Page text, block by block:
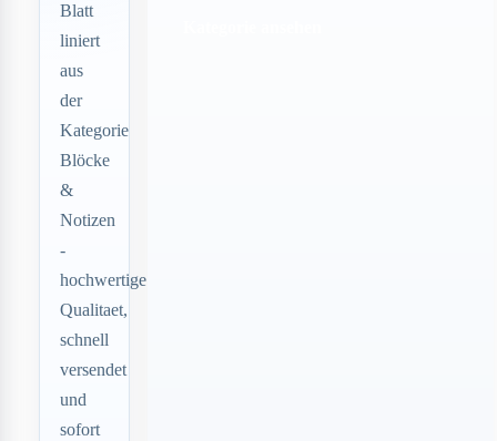
Blatt
liniert
aus
der
Kategorie
Blöcke
&
Notizen
-
hochwertige
Qualitaet,
schnell
versendet
und
sofort